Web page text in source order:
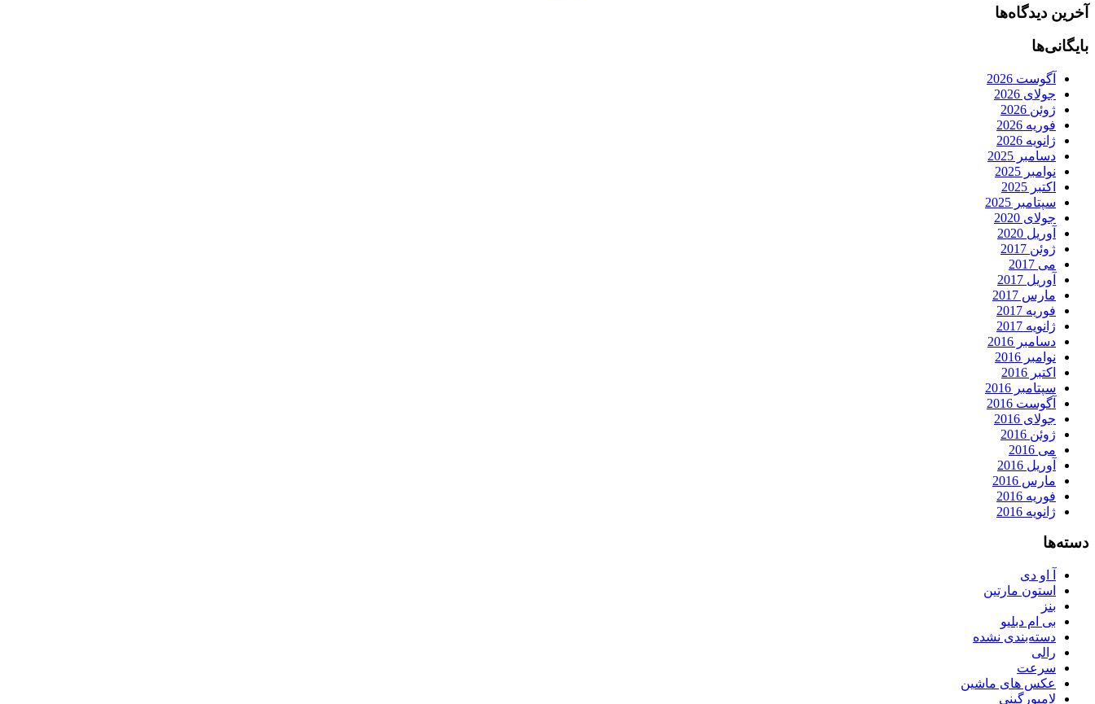
آخرین دیدگاه‌ها
بایگانی‌ها
آگوست 2026
جولای 2026
ژوئن 2026
فوریه 2026
ژانویه 2026
دسامبر 2025
نوامبر 2025
اکتبر 2025
سپتامبر 2025
جولای 2020
آوریل 2020
ژوئن 2017
می 2017
آوریل 2017
مارس 2017
فوریه 2017
ژانویه 2017
دسامبر 2016
نوامبر 2016
اکتبر 2016
سپتامبر 2016
آگوست 2016
جولای 2016
ژوئن 2016
می 2016
آوریل 2016
مارس 2016
فوریه 2016
ژانویه 2016
دسته‌ها
آ او دی
استون مارتین
بنز
بی ام دبلیو
دسته‌بندی نشده
رالی
سرعت
عکس های ماشین
لامبورگینی